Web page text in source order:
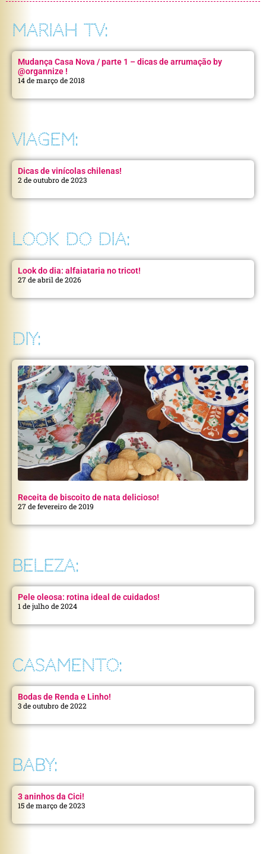
MARIAH TV:
Mudança Casa Nova / parte 1 – dicas de arrumação by
@organnize !
14 de março de 2018
VIAGEM:
Dicas de vinícolas chilenas!
2 de outubro de 2023
LOOK DO DIA:
Look do dia: alfaiataria no tricot!
27 de abril de 2026
DIY:
Receita de biscoito de nata delicioso!
27 de fevereiro de 2019
BELEZA:
Pele oleosa: rotina ideal de cuidados!
1 de julho de 2024
CASAMENTO:
Bodas de Renda e Linho!
3 de outubro de 2022
BABY:
3 aninhos da Cici!
15 de março de 2023